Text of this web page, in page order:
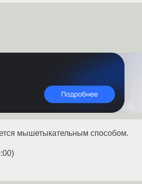
мышетыкательным способом.
)